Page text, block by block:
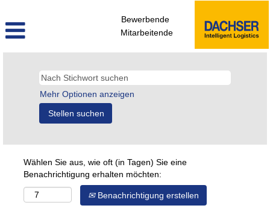
Bewerbende
Mitarbeitende
Mehr Optionen anzeigen
Wählen Sie aus, wie oft (in Tagen) Sie eine
Benachrichtigung erhalten möchten:
Benachrichtigung erstellen